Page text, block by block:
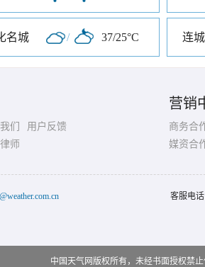
名城 / 37/25°C 连
们
用户反馈
师
营销
商务合
媒资合
客服电
中国天气网版权所有，未经书面授权